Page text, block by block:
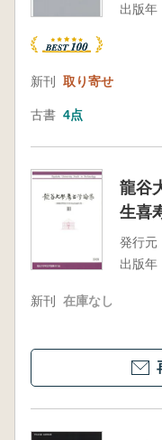
出版年
新刊 取り寄せ
古書 4点
龍谷
生喜
発行元
出版年
新刊 在庫なし